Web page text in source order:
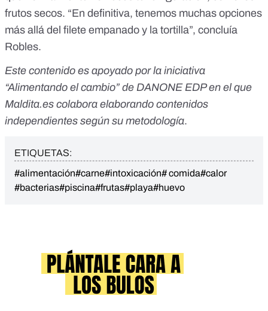
frutos secos. “En definitiva, tenemos muchas opciones
más allá del filete empanado y la tortilla”, concluía
Robles.
Este contenido es apoyado por la iniciativa
“Alimentando el cambio” de DANONE EDP en el que
Maldita.es colabora elaborando contenidos
independientes según su metodología.
ETIQUETAS:
#alimentación#carne#intoxicación# comida#calor
#bacterias#piscina#frutas#playa#huevo